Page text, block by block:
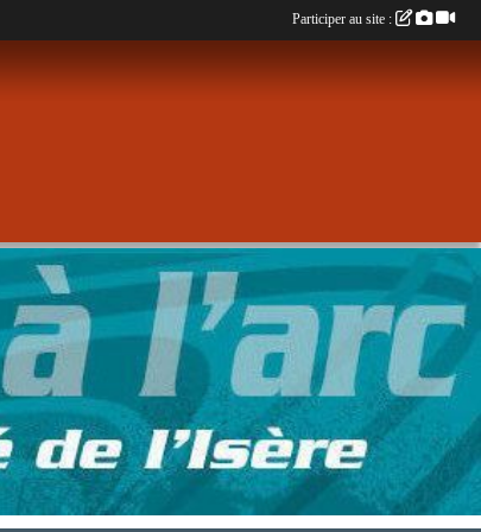
Participer au site :